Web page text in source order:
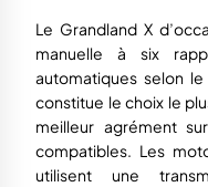
Le Grandland X
manuelle à six
automatiques selon
constitue le choix le
meilleur agrément
compatibles. Les
utilisent une